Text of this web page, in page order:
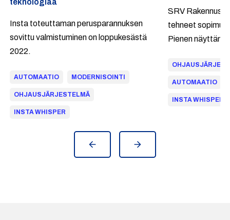
teknologiaa
Insta toteuttaman perusparannuksen
sovittu valmistuminen on loppukesästä
2022.
AUTOMAATIO MODERNISOINTI
OHJAUSJÄRJESTELMÄ
INSTA WHISPER
SRV Rakennus
tehneet
Pienen
AUTOMAATIO
INSTA WHISPER